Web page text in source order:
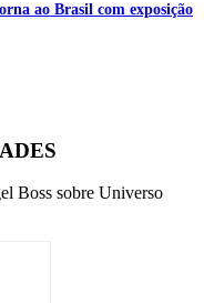
ao Brasil com exposição
Boss sobre Universo